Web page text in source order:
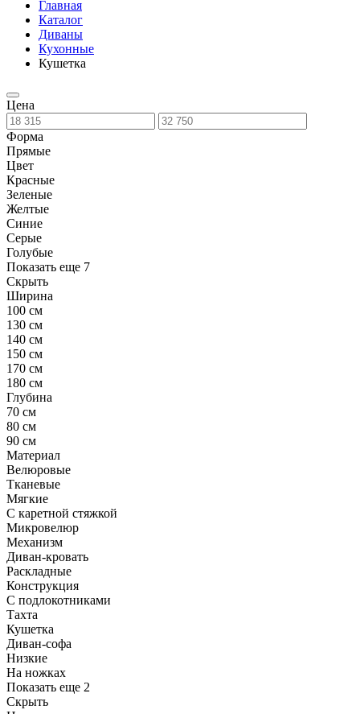
Главная
Каталог
Диваны
Кухонные
Кушетка
Цена
Форма
Прямые
Цвет
Красные
Зеленые
Желтые
Синие
Серые
Голубые
Показать еще 7
Скрыть
Ширина
100 см
130 см
140 см
150 см
170 см
180 см
Глубина
70 см
80 см
90 см
Материал
Велюровые
Тканевые
Мягкие
С каретной стяжкой
Микровелюр
Механизм
Диван-кровать
Раскладные
Конструкция
С подлокотниками
Тахта
Кушетка
Диван-софа
Низкие
На ножках
Показать еще 2
Скрыть